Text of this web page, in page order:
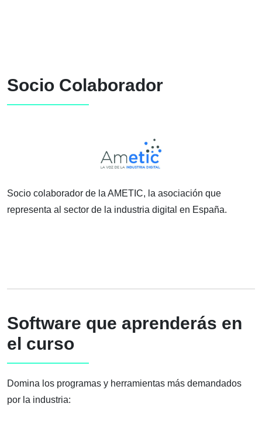
Socio Colaborador
Socio colaborador de la AMETIC, la asociación que
representa al sector de la industria digital en España.
Software que aprenderás en
el curso
Domina los programas y herramientas más demandados
por la industria: